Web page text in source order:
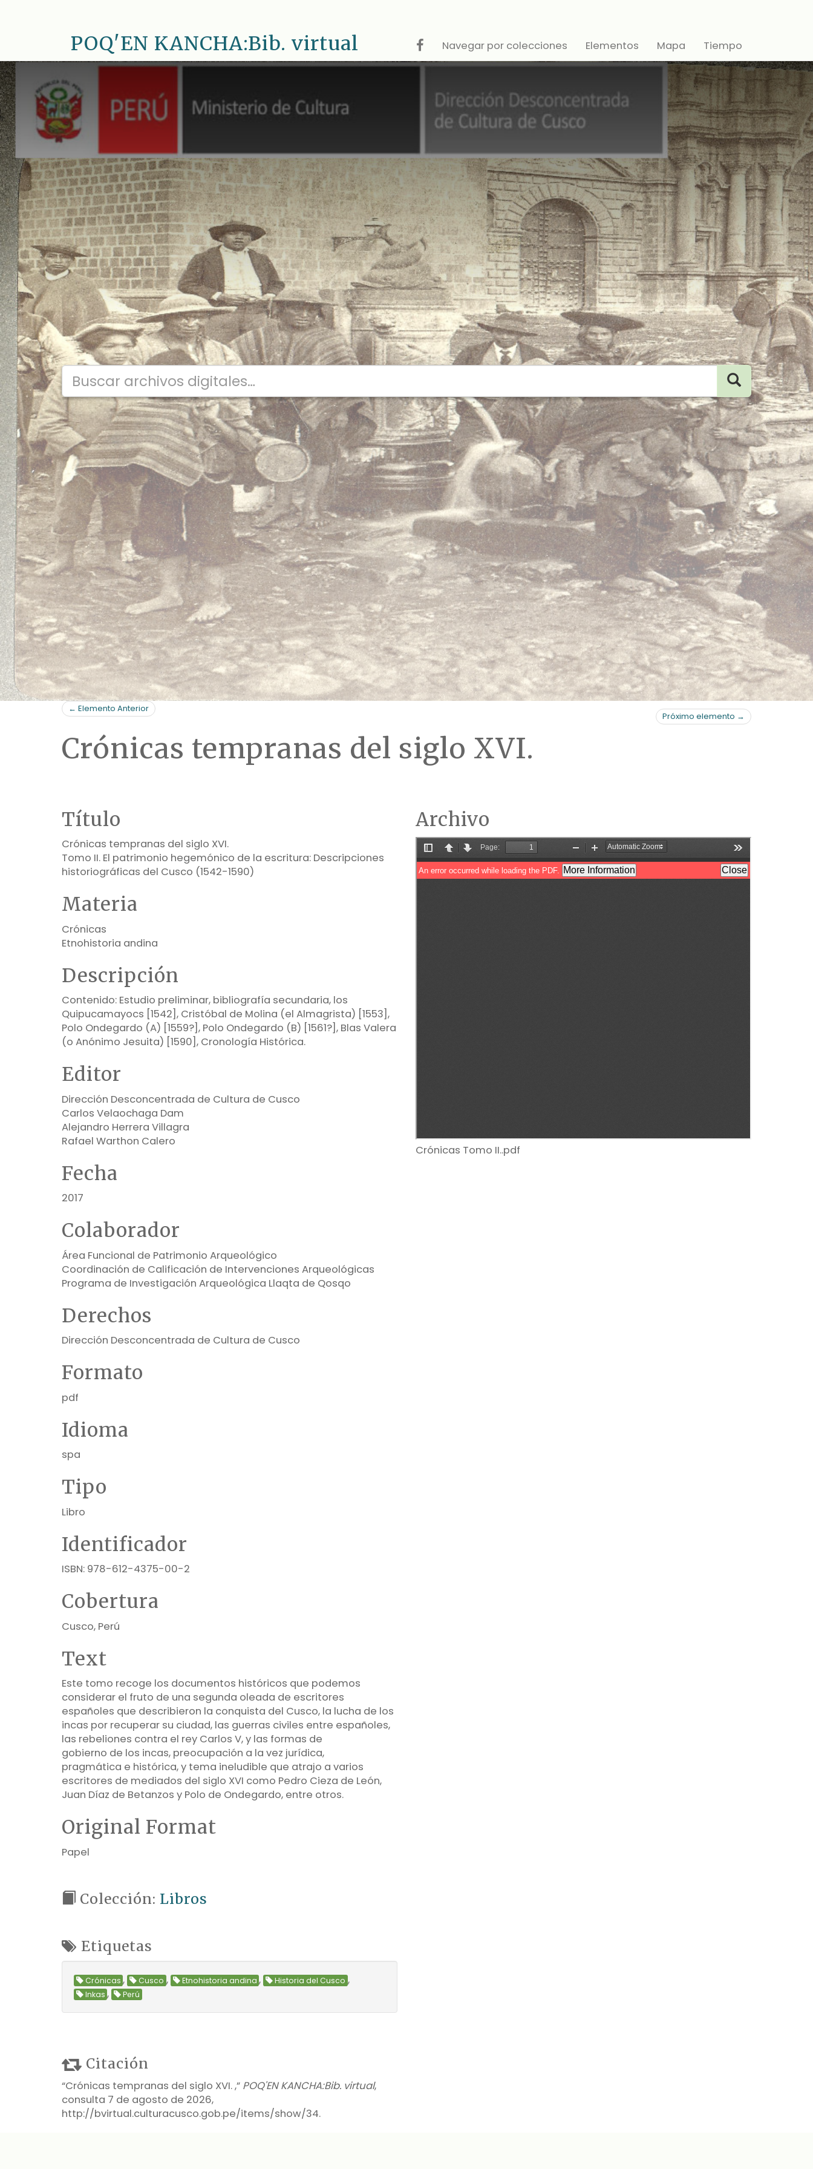
POQ'EN KANCHA:Bib. virtual Navegar por colecciones Elementos Mapa Tiempo
← Elemento Anterior
Próximo elemento →
Crónicas tempranas del siglo XVI.
Título
Crónicas tempranas del siglo XVI.
Tomo II. El patrimonio hegemónico de la escritura: Descripciones
historiográficas del Cusco (1542-1590)
Materia
Crónicas
Etnohistoria andina
Descripción
Contenido: Estudio preliminar, bibliografía secundaria, los
Quipucamayocs [1542], Cristóbal de Molina (el Almagrista) [1553],
Polo Ondegardo (A) [1559?], Polo Ondegardo (B) [1561?], Blas Valera
(o Anónimo Jesuita) [1590], Cronología Histórica.
Editor
Dirección Desconcentrada de Cultura de Cusco
Carlos Velaochaga Dam
Alejandro Herrera Villagra
Rafael Warthon Calero
Fecha
2017
Colaborador
Área Funcional de Patrimonio Arqueológico
Coordinación de Calificación de Intervenciones Arqueológicas
Programa de Investigación Arqueológica Llaqta de Qosqo
Derechos
Dirección Desconcentrada de Cultura de Cusco
Formato
pdf
Idioma
spa
Tipo
Libro
Identificador
ISBN: 978-612-4375-00-2
Cobertura
Cusco, Perú
Text
Este tomo recoge los documentos históricos que podemos
considerar el fruto de una segunda oleada de escritores
españoles que describieron la conquista del Cusco, la lucha de los
incas por recuperar su ciudad, las guerras civiles entre españoles,
las rebeliones contra el rey Carlos V, y las formas de
gobierno de los incas, preocupación a la vez jurídica,
pragmática e histórica, y tema ineludible que atrajo a varios
escritores de mediados del siglo XVI como Pedro Cieza de León,
Juan Díaz de Betanzos y Polo de Ondegardo, entre otros.
Original Format
Papel
Colección: Libros
Etiquetas
Crónicas , Cusco , Etnohistoria andina , Historia del Cusco ,
Inkas , Perú
Citación
“Crónicas tempranas del siglo XVI. ,” POQ'EN KANCHA:Bib. virtual,
consulta 7 de agosto de 2026,
http://bvirtual.culturacusco.gob.pe/items/show/34.
Archivo
Crónicas Tomo II..pdf